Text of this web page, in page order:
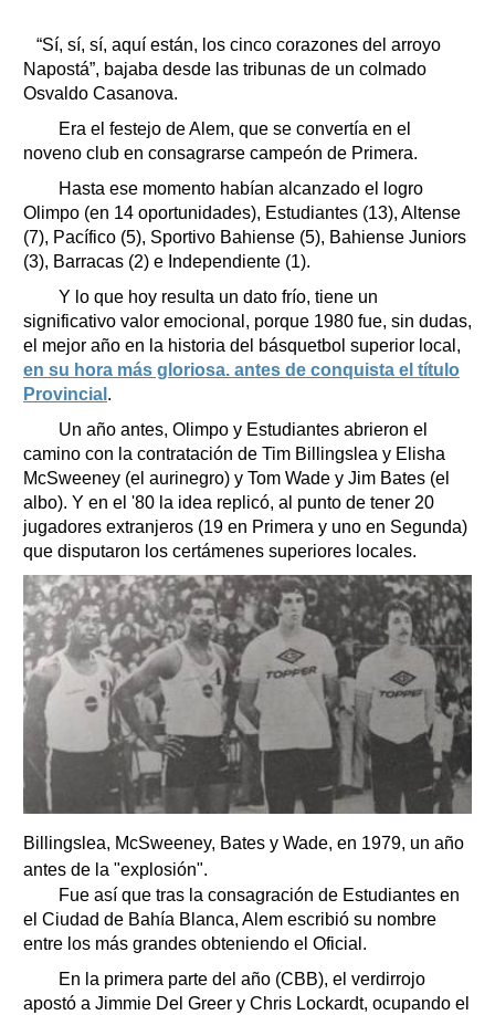
“Sí, sí, sí, aquí están, los cinco corazones del arroyo
Napostá”, bajaba desde las tribunas de un colmado
Osvaldo Casanova.
Era el festejo de Alem, que se convertía en el
noveno club en consagrarse campeón de Primera.
Hasta ese momento habían alcanzado el logro
Olimpo (en 14 oportunidades), Estudiantes (13), Altense
(7), Pacífico (5), Sportivo Bahiense (5), Bahiense Juniors
(3), Barracas (2) e Independiente (1).
Y lo que hoy resulta un dato frío, tiene un
significativo valor emocional, porque 1980 fue, sin dudas,
el mejor año en la historia del básquetbol superior local,
en su hora más gloriosa. antes de conquista el título
Provincial .
Un año antes, Olimpo y Estudiantes abrieron el
camino con la contratación de Tim Billingslea y Elisha
McSweeney (el aurinegro) y Tom Wade y Jim Bates (el
albo). Y en el '80 la idea replicó, al punto de tener 20
jugadores extranjeros (19 en Primera y uno en Segunda)
que disputaron los certámenes superiores locales.
Billingslea, McSweeney, Bates y Wade, en 1979, un año
antes de la "explosión".
Fue así que tras la consagración de Estudiantes en
el Ciudad de Bahía Blanca, Alem escribió su nombre
entre los más grandes obteniendo el Oficial.
En la primera parte del año (CBB), el verdirrojo
apostó a Jimmie Del Greer y Chris Lockardt, ocupando el